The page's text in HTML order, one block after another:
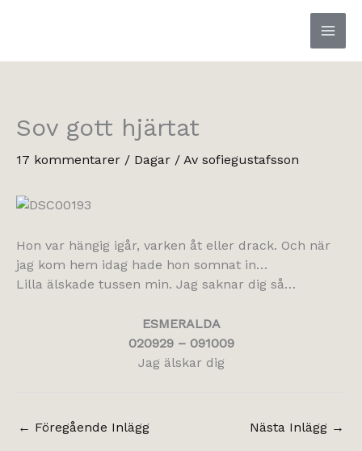
Sov gott hjärtat
17 kommentarer / Dagar / Av sofiegustafsson
Hon var hängig igår, varken åt eller drack. Och när
jag kom hem idag hade hon somnat in…
Lilla älskade tussen min. Jag saknar dig så…
ESMERALDA
020929 – 091009
Jag älskar dig
← Föregående Inlägg Nästa Inlägg →